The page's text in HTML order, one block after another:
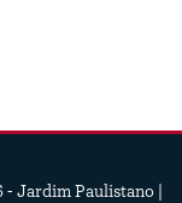
- Jardim Paulistano |